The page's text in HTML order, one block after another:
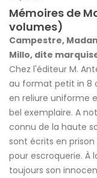
Mémoires de
volumes)
Campestre,
Millo, dite
Chez l'éditeur M.
au format petit in 8
en reliure uniforme
bel exemplaire. A
connu de la haute
sont écrits en
pour escroquerie. À
toujours son